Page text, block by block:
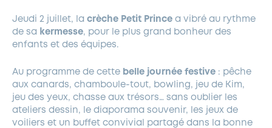
LOCATION DE SALLES
PARCS ET SQUARES DE LA VILLE
GESTION DU PATRIMOINE ARBORÉ
Jeudi 2 juillet, la crèche Petit Prince a vibré au rythme
de sa kermesse, pour le plus grand bonheur des
enfants et des équipes.
Au programme de cette belle journée festive : pêche
aux canards, chamboule-tout, bowling, jeu de Kim,
jeu des yeux, chasse aux trésors… sans oublier les
ateliers dessin, le diaporama souvenir, les jeux de
voiliers et un buffet convivial partagé dans la bonne